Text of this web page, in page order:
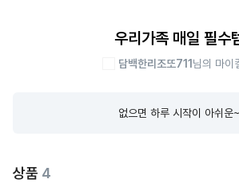
우리가족 매일 필수
담백한리조또711 님의 마이
없으면 하루 시작이 아쉬운~
상품 4